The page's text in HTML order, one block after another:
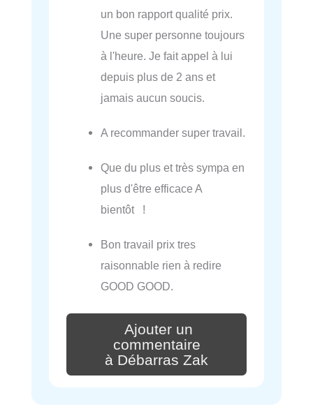
un bon rapport qualité prix.
Une super personne toujours
à l'heure. Je fait appel à lui
depuis plus de 2 ans et
jamais aucun soucis.
A recommander super travail.
Que du plus et très sympa en
plus d'être efficace A
bientôt !
Bon travail prix tres
raisonnable rien à redire
GOOD GOOD.
Ajouter un
commentaire
à Débarras Zak